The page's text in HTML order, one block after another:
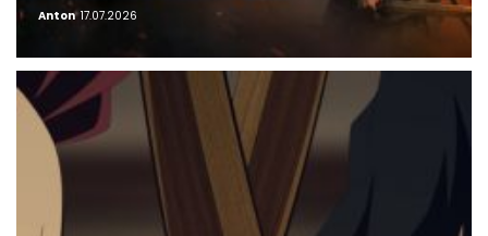
Anton 17.07.2026